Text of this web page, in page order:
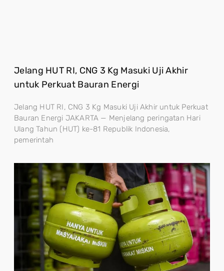
Jelang HUT RI, CNG 3 Kg Masuki Uji Akhir
untuk Perkuat Bauran Energi
Jelang HUT RI, CNG 3 Kg Masuki Uji Akhir untuk Perkuat
Bauran Energi JAKARTA — Menjelang peringatan Hari
Ulang Tahun (HUT) ke-81 Republik Indonesia,
pemerintah